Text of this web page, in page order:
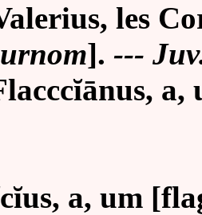
les
]. ---
ĭānus, a,
a, um